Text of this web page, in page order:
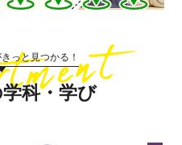
っと見つかる！
科・学び